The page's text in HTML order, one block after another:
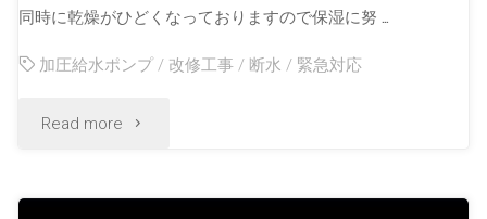
同時に乾燥がひどくなっておりますので保湿に努 …
加圧給水ポンプ / 改修工事 / 断水 / 緊急対応
Read more